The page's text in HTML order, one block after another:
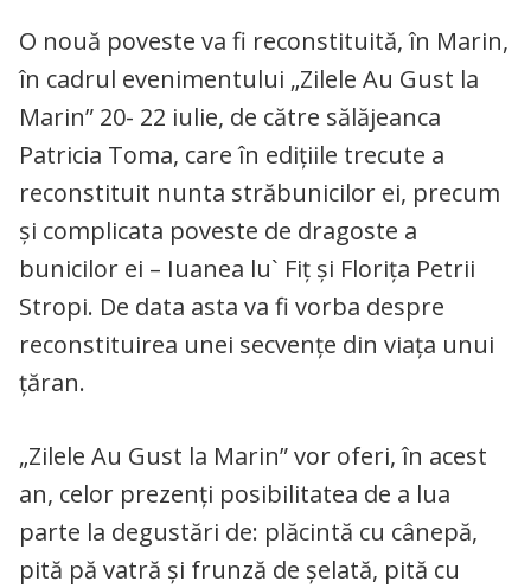
O nouă poveste va fi reconstituită, în Marin,
în cadrul evenimentului „Zilele Au Gust la
Marin” 20- 22 iulie, de către sălăjeanca
Patricia Toma, care în ediţiile trecute a
reconstituit nunta străbunicilor ei, precum
şi complicata poveste de dragoste a
bunicilor ei – Iuanea lu` Fiţ şi Floriţa Petrii
Stropi. De data asta va fi vorba despre
reconstituirea unei secvențe din viața unui
țăran.
„Zilele Au Gust la Marin” vor oferi, în acest
an, celor prezenţi posibilitatea de a lua
parte la degustări de: plăcintă cu cânepă,
pită pă vatră și frunză de șelată, pită cu